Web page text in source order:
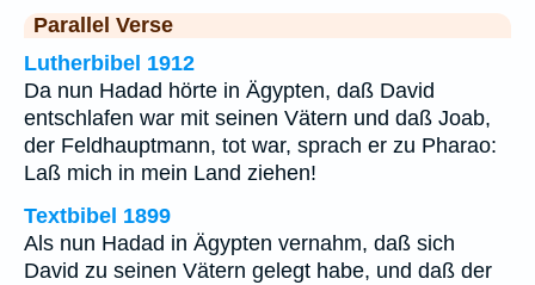
Parallel Verse
Lutherbibel 1912
Da nun Hadad hörte in Ägypten, daß David
entschlafen war mit seinen Vätern und daß Joab,
der Feldhauptmann, tot war, sprach er zu Pharao:
Laß mich in mein Land ziehen!
Textbibel 1899
Als nun Hadad in Ägypten vernahm, daß sich
David zu seinen Vätern gelegt habe, und daß der